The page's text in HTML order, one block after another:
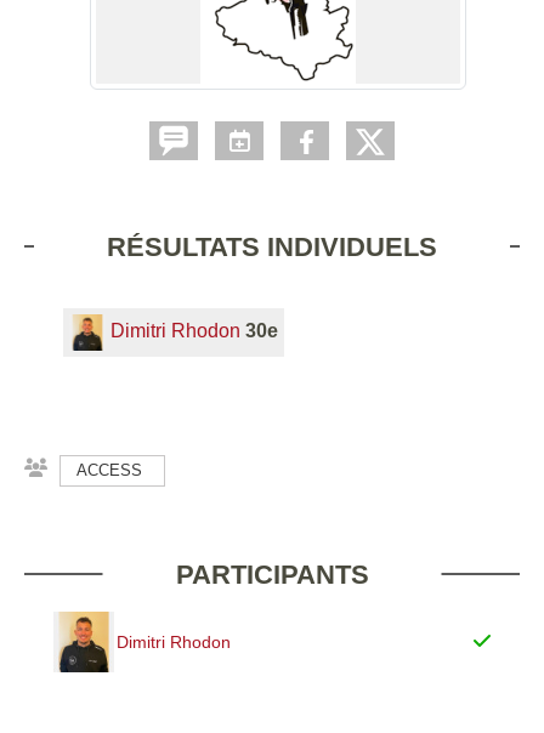
RÉSULTATS INDIVIDUELS
Dimitri Rhodon 30e
ACCESS
PARTICIPANTS
Dimitri Rhodon